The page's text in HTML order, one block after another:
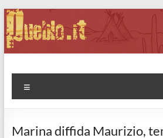
Salta
al
contenuto
Pueblo.it
Fabio Forte, ovvero: il richiamo della
Marina diffida Maurizio,